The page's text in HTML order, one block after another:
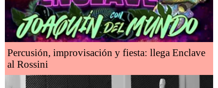
Percusión, improvisación y fiesta: llega Enclave
al Rossini